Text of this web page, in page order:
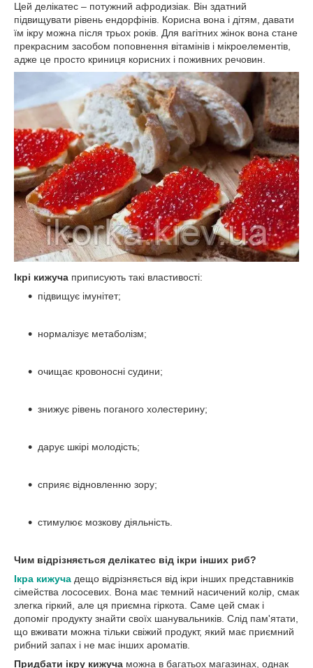
Цей делікатес – потужний афродизіак. Він здатний
підвищувати рівень ендорфінів. Корисна вона і дітям, давати
їм ікру можна після трьох років. Для вагітних жінок вона стане
прекрасним засобом поповнення вітамінів і мікроелементів,
адже це просто криниця корисних і поживних речовин.
Ікрі кижуча приписують такі властивості:
підвищує імунітет;
нормалізує метаболізм;
очищає кровоносні судини;
знижує рівень поганого холестерину;
дарує шкірі молодість;
сприяє відновленню зору;
стимулює мозкову діяльність.
Чим відрізняється делікатес від ікри інших риб?
Ікра кижуча дещо відрізняється від ікри інших представників
сімейства лососевих. Вона має темний насичений колір, смак
злегка гіркий, але ця приємна гіркота. Саме цей смак і
допоміг продукту знайти своїх шанувальників. Слід пам'ятати,
що вживати можна тільки свіжий продукт, який має приємний
рибний запах і не має інших ароматів.
Придбати ікру кижуча можна в багатьох магазинах, однак